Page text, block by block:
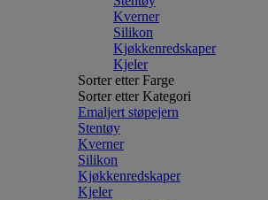
Kverner
Silikon
Kjøkkenredskaper
Kjeler
Sorter etter Farge
Sorter etter Kategori
Emaljert støpejern
Stentøy
Kverner
Silikon
Kjøkkenredskaper
Kjeler